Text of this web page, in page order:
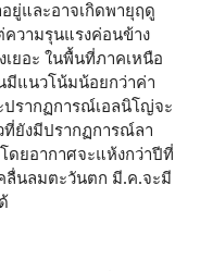
ยู่และอาจเกิดพายุฤดู
วามรุนแรงค่อนข้าง
เยอะ ในพื้นที่ภาคเหนือ
มีแนวโน้มน้อยกว่าค่า
รากฏการณ์เอลนิโญ่จะ
ยังมีปรากฏการณ์ลา
ดยอากาศจะแห้งกว่าปีที่
ลื่นลมตะวันตก มี.ค.จะมี